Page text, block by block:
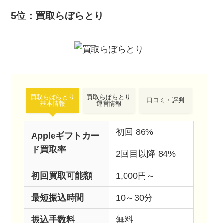
5位：買取らぼらとり
買取らぼらとり
基本情報
買取らぼらとり
運営情報
口コミ・評判
Appleギフトカー
ド買取率
初回 86%
2回目以降 84%
初回買取可能額 1,000円～
最短振込時間 10～30分
振込手数料 無料